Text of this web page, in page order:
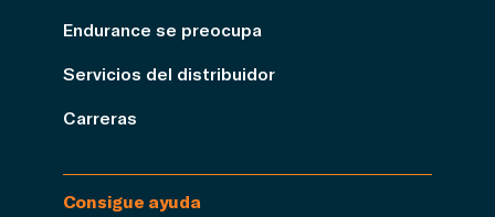
Endurance se preocupa
Servicios del distribuidor
Carreras
Consigue ayuda